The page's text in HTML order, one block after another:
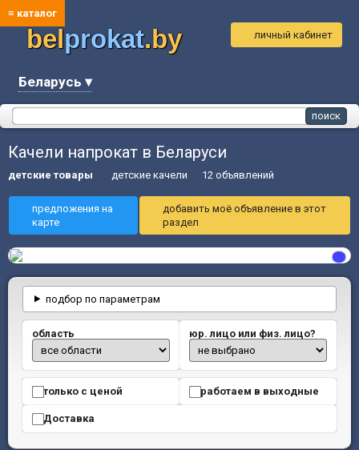
≡ каталог
belprokat.by
Беларусь ▾
личный кабинет
Качели напрокат в Беларуси
детские товары детские качели 12 объявлений
предложения на
карте
добавить моё объявление в этот
раздел
подбор по параметрам
область юр. лицо или физ. лицо?
только с ценой работаем в выходные
Доставка